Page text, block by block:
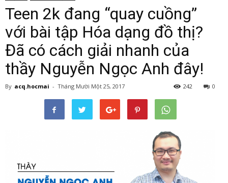
Teen 2k đang “quay cuồng”
với bài tập Hóa dạng đồ thị?
Đã có cách giải nhanh của
thầy Nguyễn Ngọc Anh đây!
By acq.hocmai - Tháng Mười Một 25, 2017 0
242